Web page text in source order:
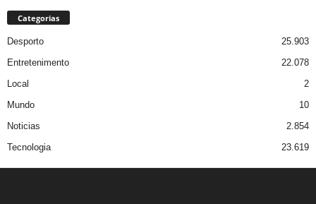
Categorias
Desporto
25.903
Entretenimento
22.078
Local
2
Mundo
10
Noticias
2.854
Tecnologia
23.619